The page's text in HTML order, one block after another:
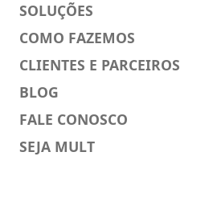
SOLUÇÕES
COMO FAZEMOS
CLIENTES E PARCEIROS
BLOG
FALE CONOSCO
SEJA MULT